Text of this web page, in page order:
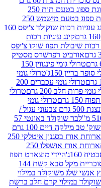
עוגת ספוג בטעם תות 250
עוגת ספוג בטעם מישמש 250
קינג עוגיות רכות שוקולד צ'יפס 160
עוגיות רכות
תפוז שוקו צ'יפס
רפרשרס מסטיק
טרולי גומי פינגווין 150
טרולי גומי
טרולי גומי עכברים 200
גרם
טרולי
טרולי גומי
עוגה בצנצנת 500 גרם צבעוני עגול /
בר שוקולד באונטי 57
שוק' טב מילקה דיים 100 גרם
ארוחת אורז בסגנון איטלקי 250
ארוחת אורז אושפלו 250
מוצארט תפוז
גונץ סוכריית מקל סבא קשת 144
במילוי
קרם חלב ברשת